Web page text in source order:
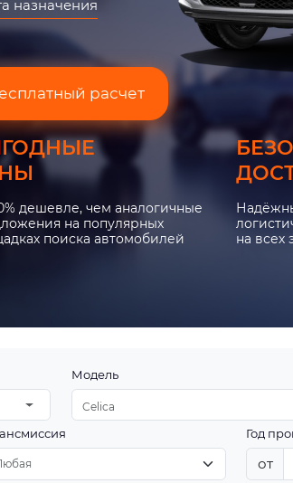
назначения
расчет
дешевле, чем аналогичные
на популярных
поиска автомобилей
на всех
Модель
Celica
Год
от